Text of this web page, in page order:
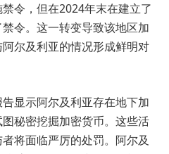
令，但在2024年末在建立了
令。这一转变导致该地区加
尔及利亚的情况形成鲜明对
显示阿尔及利亚存在地下加
秘密挖掘加密货币。这些活
将面临严厉的处罚。阿尔及